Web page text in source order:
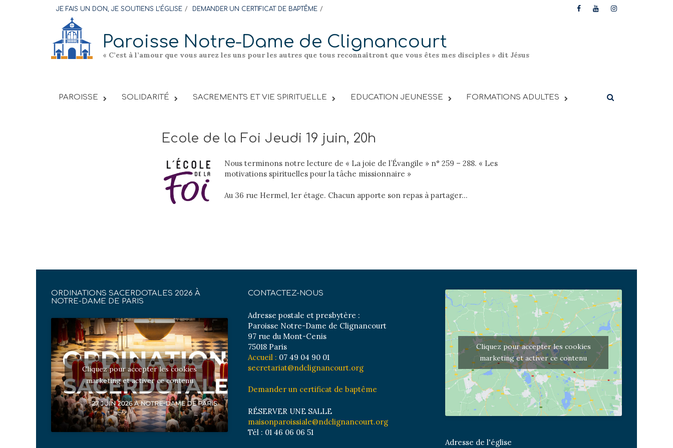
content
JE FAIS UN DON, JE SOUTIENS L’ÉGLISE DEMANDER UN CERTIFICAT DE BAPTÊME
Paroisse Notre-Dame de Clignancourt
« C’est à l’amour que vous aurez les uns pour les autres que tous reconnaîtront que vous êtes mes disciples » dit Jésus
PAROISSE SOLIDARITÉ SACREMENTS ET VIE SPIRITUELLE EDUCATION JEUNESSE FORMATIONS ADULTES
Ecole de la Foi Jeudi 19 juin, 20h
Nous terminons notre lecture de « La joie de l’Évangile » n° 259 – 288. « Les
motivations spirituelles pour la tâche missionnaire »
Au 36 rue Hermel, 1er étage. Chacun apporte son repas à partager…
ORDINATIONS SACERDOTALES 2026 À
NOTRE-DAME DE PARIS
Cliquez pour accepter les cookies
marketing et activer ce contenu
CONTACTEZ-NOUS
Adresse postale et presbytère :
Paroisse Notre-Dame de Clignancourt
97 rue du Mont-Cenis
75018 Paris
Accueil : 07 49 04 90 01
secretariat@ndclignancourt.org
Demander un certificat de baptême
RÉSERVER UNE SALLE
maisonparoissiale@ndclignancourt.org
Tél : 01 46 06 06 51
Cliquez pour accepter les cookies
marketing et activer ce contenu
Adresse de l'église